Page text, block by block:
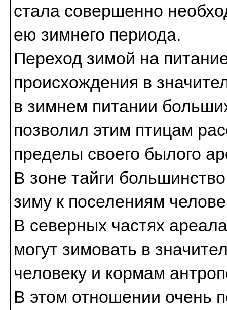
стала совершенно
ею зимнего периода.
Переход зимой на
происхождения в
в зимнем питании
позволил этим птицам
пределы своего былого
В зоне тайги
зиму к поселениям
В северных частях
могут зимовать в
человеку и кормам
В этом отношении очень